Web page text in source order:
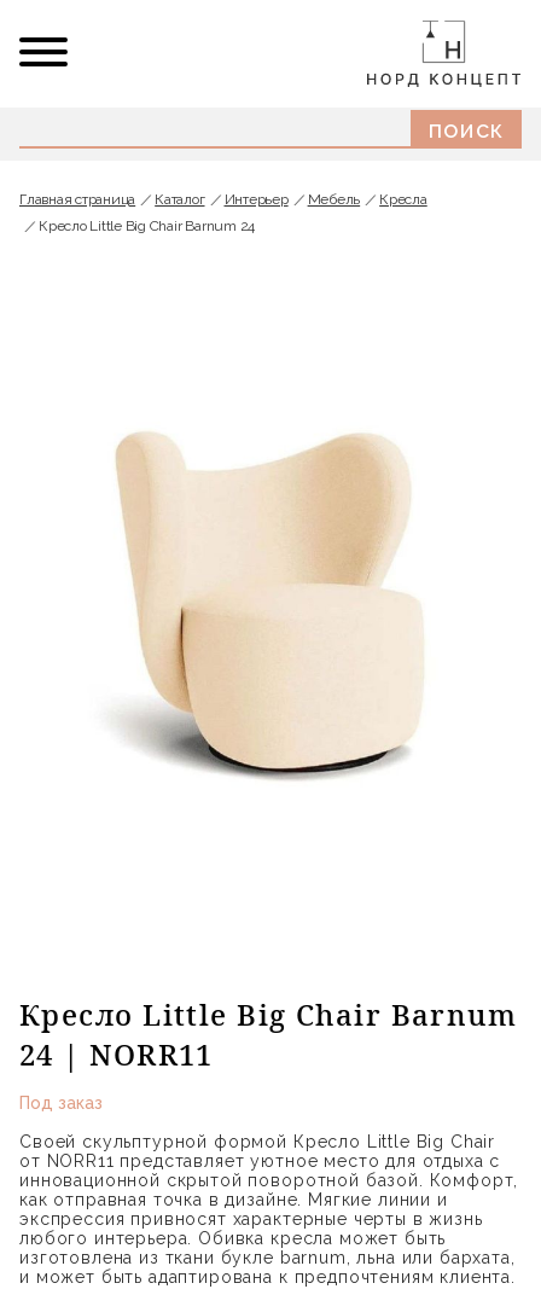
Главная страница Каталог Интерьер Мебель
Кресла
Кресло Little Big Chair Barnum 24
Кресло Little Big Chair Barnum
24 | NORR11
Под заказ
Своей скульптурной формой Кресло Little Big Chair
от NORR11 представляет уютное место для отдыха с
инновационной скрытой поворотной базой. Комфорт,
как отправная точка в дизайне. Мягкие линии и
экспрессия привносят характерные черты в жизнь
любого интерьера. Обивка кресла может быть
изготовлена из ткани букле barnum, льна или бархата,
и может быть адаптирована к предпочтениям клиента.